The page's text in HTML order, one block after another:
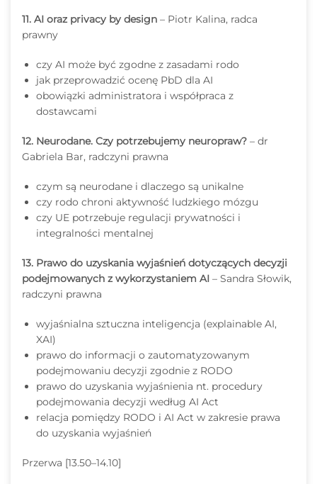
11. AI oraz privacy by design – Piotr Kalina, radca
prawny
czy AI może być zgodne z zasadami rodo
jak przeprowadzić ocenę PbD dla AI
obowiązki administratora i współpraca z
dostawcami
12. Neurodane. Czy potrzebujemy neuropraw? – dr
Gabriela Bar, radczyni prawna
czym są neurodane i dlaczego są unikalne
czy rodo chroni aktywność ludzkiego mózgu
czy UE potrzebuje regulacji prywatności i
integralności mentalnej
13. Prawo do uzyskania wyjaśnień dotyczących decyzji
podejmowanych z wykorzystaniem AI – Sandra Słowik,
radczyni prawna
wyjaśnialna sztuczna inteligencja (explainable AI,
XAI)
prawo do informacji o zautomatyzowanym
podejmowaniu decyzji zgodnie z RODO
prawo do uzyskania wyjaśnienia nt. procedury
podejmowania decyzji według AI Act
relacja pomiędzy RODO i AI Act w zakresie prawa
do uzyskania wyjaśnień
Przerwa [13.50–14.10]